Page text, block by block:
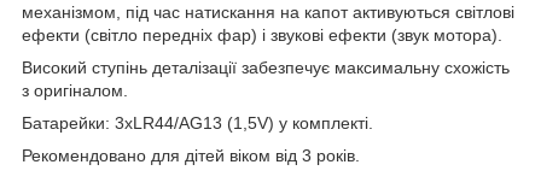
механізмом, під час натискання на капот активуються світлові
ефекти (світло передніх фар) і звукові ефекти (звук мотора).
Високий ступінь деталізації забезпечує максимальну схожість
з оригіналом.
Батарейки: 3хLR44/AG13 (1,5V) у комплекті.
Рекомендовано для дітей віком від 3 років.